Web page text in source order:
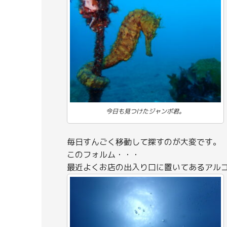
今日も見つけたジャンボ君。
毎日すんごく移動して探すのが大変です。
このフォルム・・・
最近よくお店の出入り口に置いてあるアル